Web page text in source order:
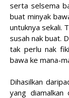
serta selsema
buat minyak
untuknya sekali.
susah nak buat.
tak perlu nak
bawa ke mana-
Dihasilkan
yang